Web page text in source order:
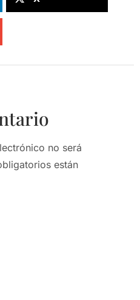
no será
están